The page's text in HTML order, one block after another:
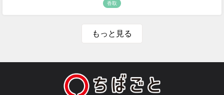
香取
もっと見る